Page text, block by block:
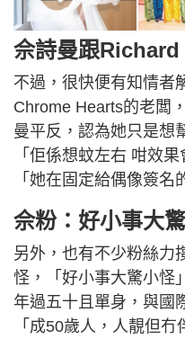
佘詩曼跟
不過，很快便有知情者
Chrome Hearts的老闆
曼平反，認為她只是想
「佢係想蚊左右 咁效
「她在固定給偶像簽名
佘粉：好小事大
另外，也有不少粉絲力
怪，「好小事大驚小怪
年過五十且單身，與國
「成50歲人，人靚但